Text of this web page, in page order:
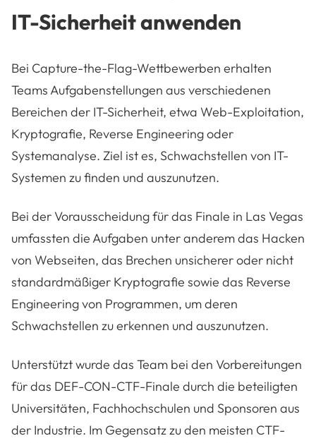
IT-Sicherheit anwenden
Bei Capture-the-Flag-Wettbewerben erhalten
Teams Aufgabenstellungen aus verschiedenen
Bereichen der IT-Sicherheit, etwa Web-Exploitation,
Kryptografie, Reverse Engineering oder
Systemanalyse. Ziel ist es, Schwachstellen von IT-
Systemen zu finden und auszunutzen.
Bei der Vorausscheidung für das Finale in Las Vegas
umfassten die Aufgaben unter anderem das Hacken
von Webseiten, das Brechen unsicherer oder nicht
standardmäßiger Kryptografie sowie das Reverse
Engineering von Programmen, um deren
Schwachstellen zu erkennen und auszunutzen.
Unterstützt wurde das Team bei den Vorbereitungen
für das DEF-CON-CTF-Finale durch die beteiligten
Universitäten, Fachhochschulen und Sponsoren aus
der Industrie. Im Gegensatz zu den meisten CTF-